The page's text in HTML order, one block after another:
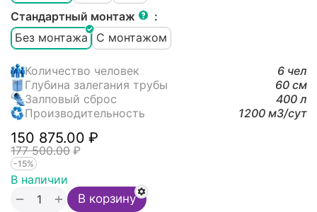
Стандартный монтаж
:
Без монтажа
С монтажом
Количество человек
6 чел
Глубина залегания трубы
60 см
Залповый сброс
400 л
Производительность
1200 м3/cут
150 875.00 ₽
177 500.00 ₽
-15%
В наличии
+
− В корзину